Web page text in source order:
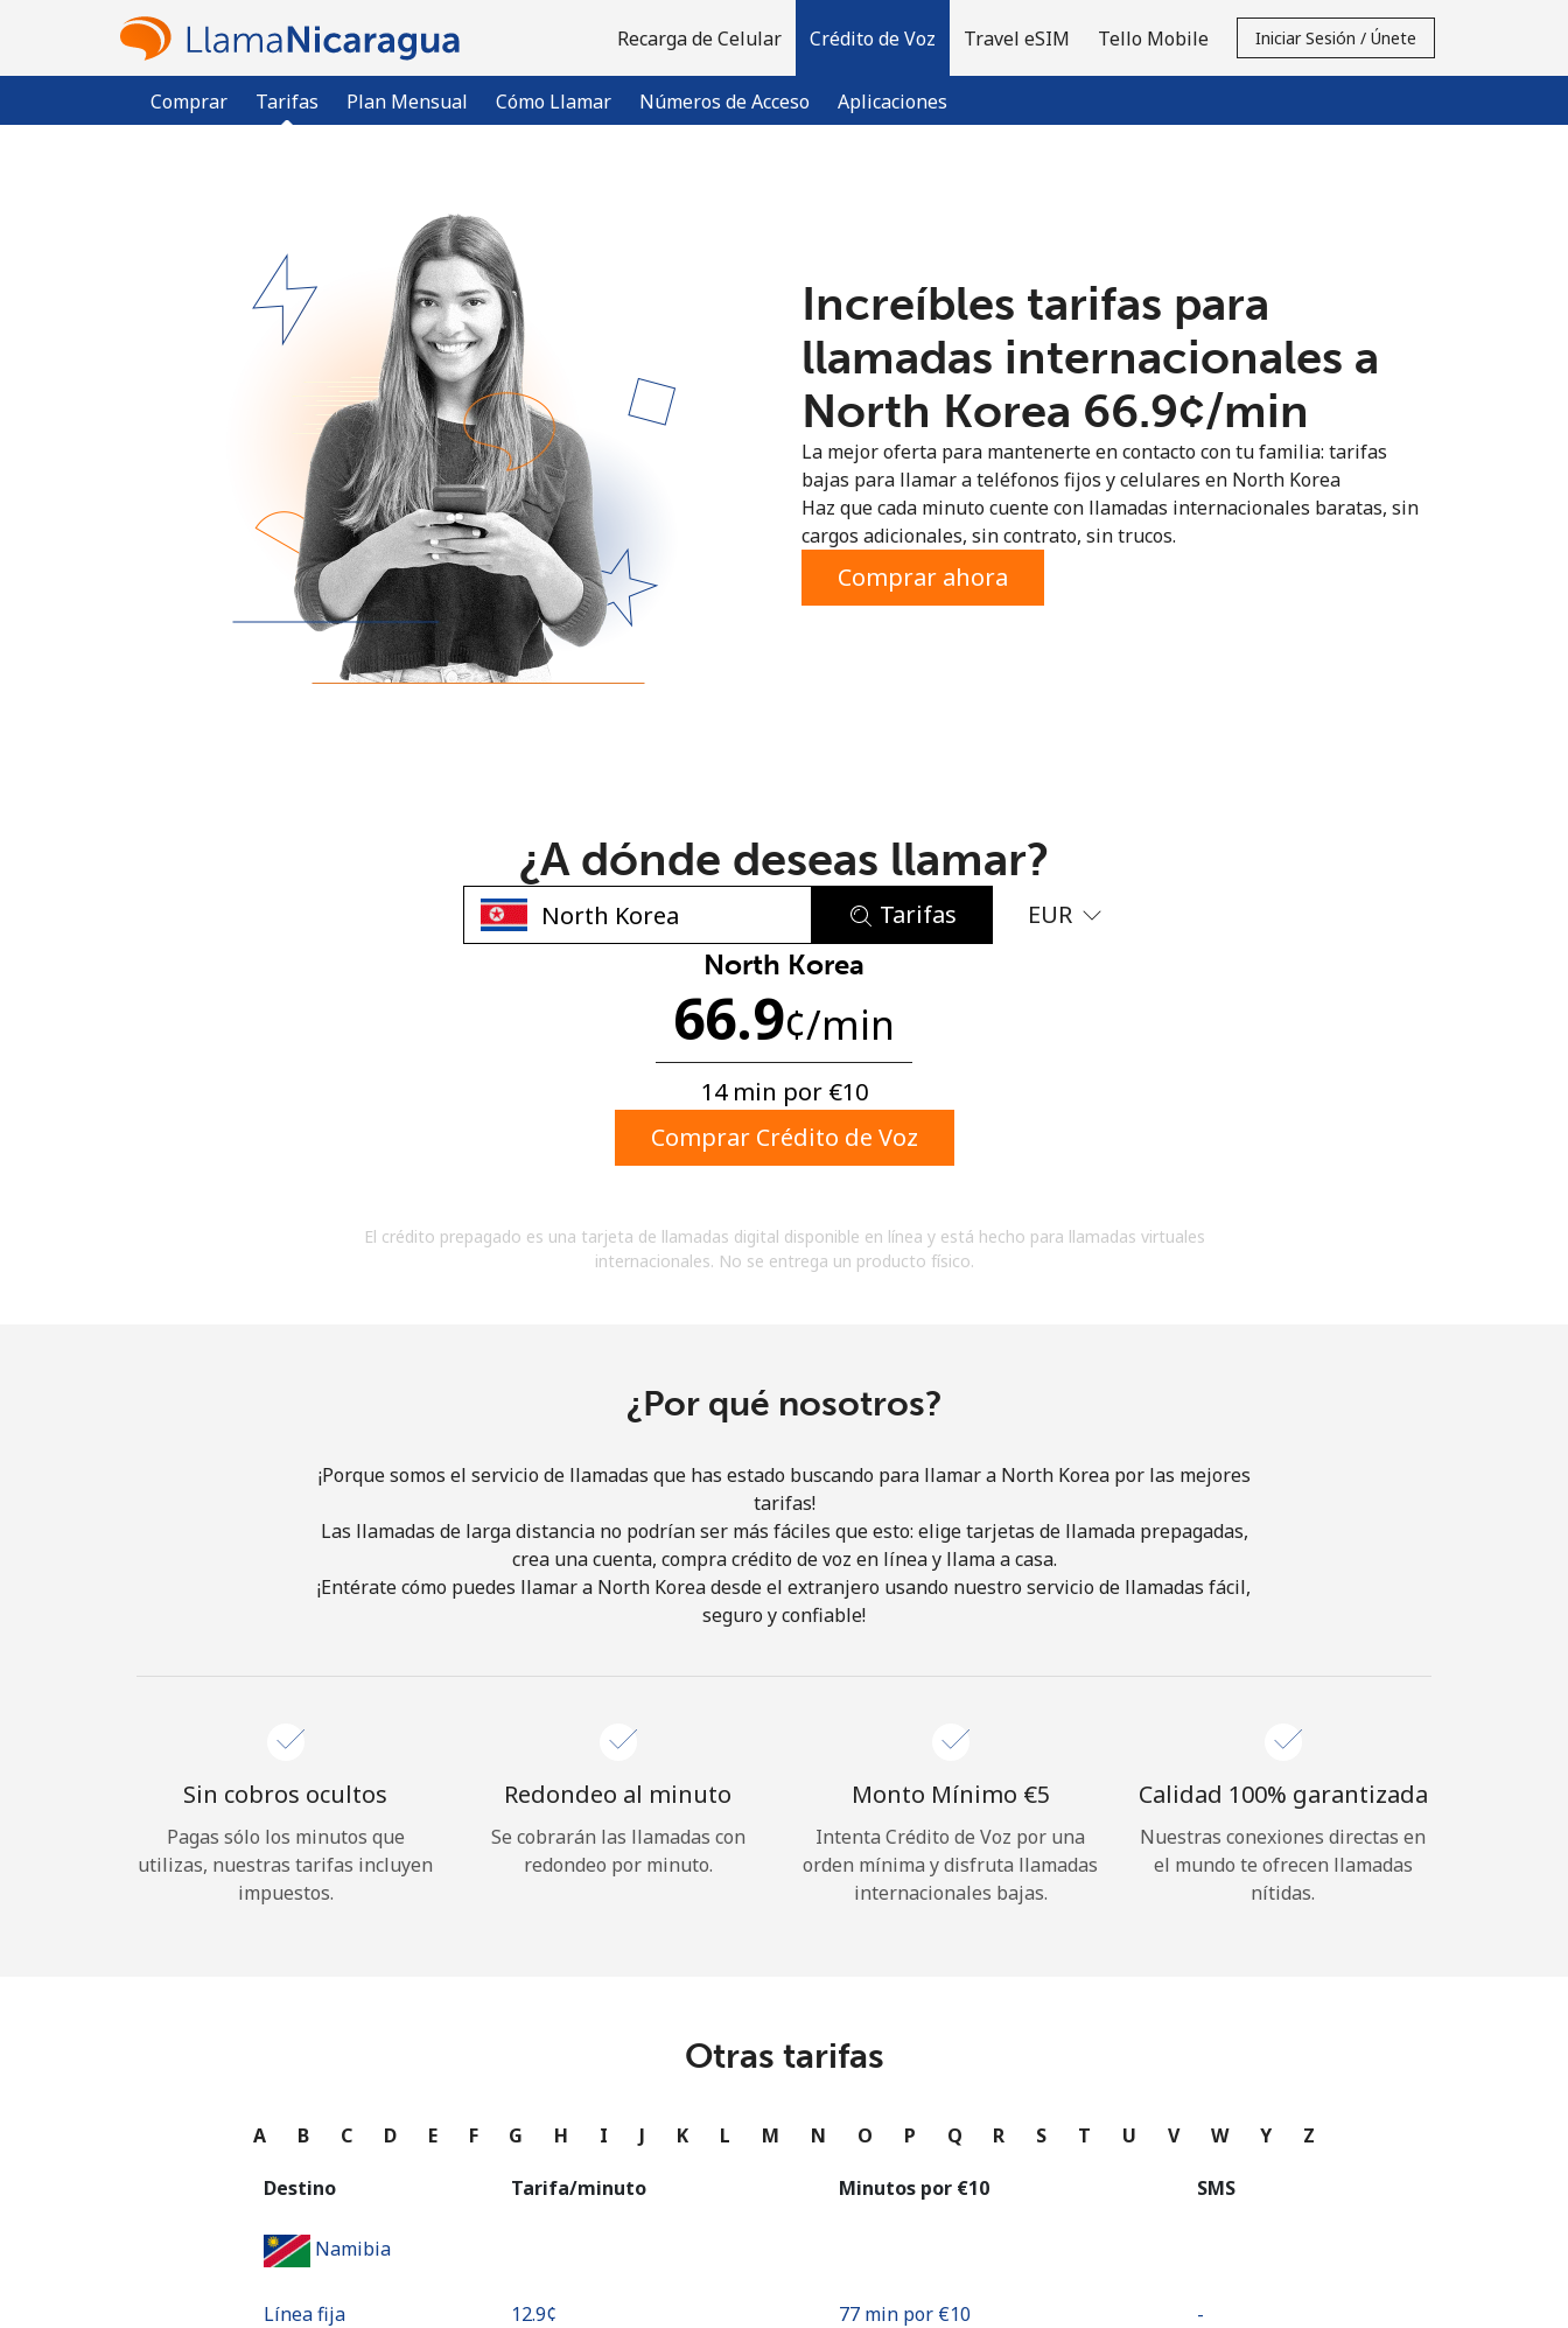
Recarga de Celular Crédito de Voz
Comprar Tarifas Plan Mensual Cómo Llamar Números de Acceso Aplicaciones
Travel eSIM Tello Mobile Iniciar Sesión / Únete
¿Ya tienes una cuenta? Inicia sesión →
Regístrate con
No se ha creado una contraseña
Mínimo 8 caracteres
Una letra mayúscula y una minúscula
Un caracter especial
acuerdo con estos
Términos y condiciones.
Únete
¡Hola!
Continuar con
Increíbles tarifas para
llamadas internacionales a
North Korea ⁦66.9¢⁩/min
La mejor oferta para mantenerte en contacto con tu familia: tarifas
bajas para llamar a teléfonos fijos y celulares en North Korea
Haz que cada minuto cuente con llamadas internacionales baratas, sin
cargos adicionales, sin contrato, sin trucos.
Comprar ahora
¿A dónde deseas llamar?
Tarifas EUR
North Korea
66.9¢/min
14 min por ⁦€10⁩
Comprar Crédito de Voz
El crédito prepagado es una tarjeta de llamadas digital disponible en línea y está hecho para llamadas virtuales
internacionales. No se entrega un producto físico.
¿Por qué nosotros?
¡Porque somos el servicio de llamadas que has estado buscando para llamar a North Korea por las mejores
tarifas!
Las llamadas de larga distancia no podrían ser más fáciles que esto: elige tarjetas de llamada prepagadas,
crea una cuenta, compra crédito de voz en línea y llama a casa.
¡Entérate cómo puedes llamar a North Korea desde el extranjero usando nuestro servicio de llamadas fácil,
seguro y confiable!
Sin cobros ocultos
Pagas sólo los minutos que
utilizas, nuestras tarifas incluyen
impuestos.
Redondeo al minuto
Se cobrarán las llamadas con
redondeo por minuto.
Monto Mínimo ⁦€5⁩
Intenta Crédito de Voz por una
orden mínima y disfruta llamadas
internacionales bajas.
Calidad 100% garantizada
Nuestras conexiones directas en
el mundo te ofrecen llamadas
nítidas.
Otras tarifas
A B C D E F G H I J K L M N O P Q R S T U V W Y Z
Destino Tarifa/minuto Minutos por ⁦€10⁩ SMS
Namibia
Línea fija ⁦12.9¢⁩ 77 min por ⁦€10⁩ -